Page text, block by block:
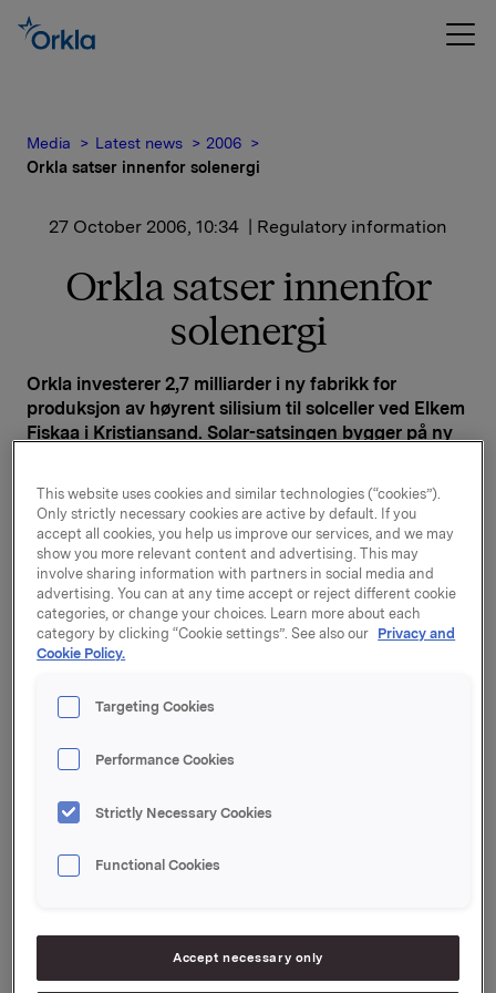
Media Latest news
2006
Orkla satser innenfor solenergi
27 October 2006, 10:34 | Regulatory information
Orkla satser innenfor
solenergi
Orkla investerer 2,7 milliarder i ny fabrikk for
produksjon av høyrent silisium til solceller ved Elkem
Fiskaa i Kristiansand. Solar-satsingen bygger på ny
arbeidsplasser. Ordinære leveranser av Elkem Solar
Silicon® planlegges å starte medio 2008.
Investeringen legger grunnlaget for å bygge opp ett
nytt høyteknologisk forretningsområde for Orkla
med betydelig potensialet for ekspansjon.
Fabrikken integreres i Elkem Fiskaas eksisterende
silisium til solceller per år. Produksjonen baseres på
en ny metallurgisk prosessteknologi utviklet av
Elkem Solar som både er konkurransedyktig og
miljøvennlig. Elkem har vært involvert i forskning og
teknologiutvikling knyttet til høyrent silisium siden
begynnelsen av 1980-tallet.
- Byggingen av fabrikken i Kristiansand er et resultat
voksende marked drevet av den økende
This website uses cookies and similar technologies (“cookies”).
Only strictly necessary cookies are active by default. If you
accept all cookies, you help us improve our services, and we may
show you more relevant content and advertising. This may
involve sharing information with partners in social media and
advertising. You can at any time accept or reject different cookie
categories, or change your choices. Learn more about each
category by clicking “Cookie settings”. See also our Privacy and
Cookie Policy.
Targeting Cookies
Performance Cookies
Strictly Necessary Cookies
Functional Cookies
Accept necessary only